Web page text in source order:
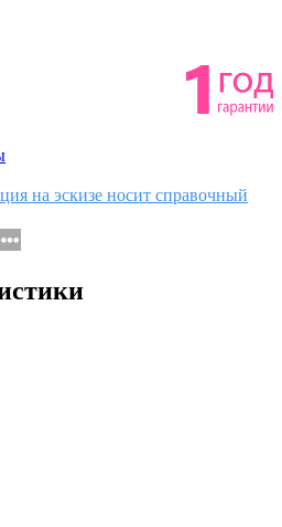
на эскизе носит справочный